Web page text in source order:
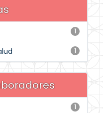
1
1
1